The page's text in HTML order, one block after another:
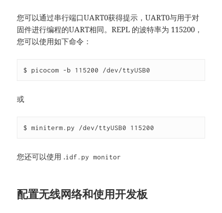
您可以通过串行端口UART0获得提示，UART0与用于对
固件进行编程的UART相同。REPL 的波特率为 115200，
您可以使用如下命令：
$ picocom -b 115200 /dev/ttyUSB0
或
$ miniterm.py /dev/ttyUSB0 115200
您还可以使用 .idf.py monitor
配置无线网络和使用开发板